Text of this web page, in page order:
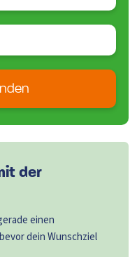
der
einen
dein Wunschziel